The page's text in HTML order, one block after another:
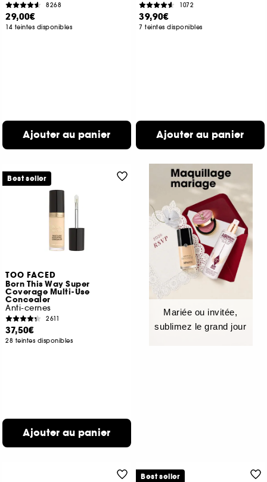
8268
29,00€
14 teintes disponibles
Ajouter au panier
1072
39,90€
7 teintes disponibles
Ajouter au panier
TOO FACED
Born This Way Super
Coverage Multi-Use
Concealer
Anti-cernes
2611
37,50€
28 teintes disponibles
Ajouter au panier
Best seller
Mariée ou invitée,
sublimez le grand jour
Best seller